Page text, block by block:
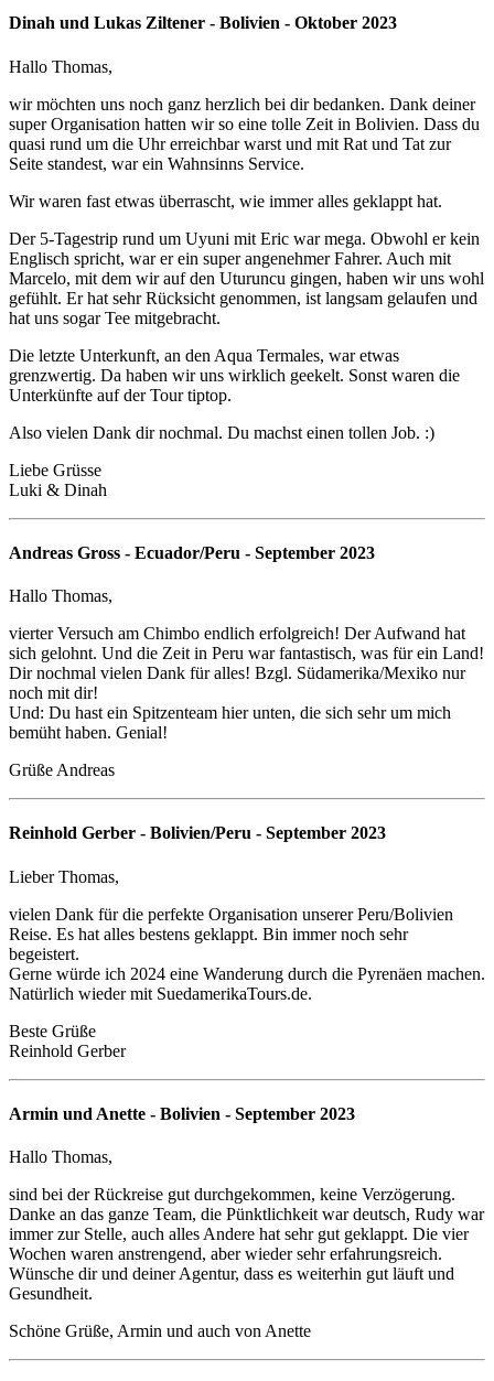
Dinah und Lukas Ziltener - Bolivien - Oktober 2023
Hallo Thomas,
wir möchten uns noch ganz herzlich bei dir bedanken. Dank deiner
super Organisation hatten wir so eine tolle Zeit in Bolivien. Dass du
quasi rund um die Uhr erreichbar warst und mit Rat und Tat zur
Seite standest, war ein Wahnsinns Service.
Wir waren fast etwas überrascht, wie immer alles geklappt hat.
Der 5-Tagestrip rund um Uyuni mit Eric war mega. Obwohl er kein
Englisch spricht, war er ein super angenehmer Fahrer. Auch mit
Marcelo, mit dem wir auf den Uturuncu gingen, haben wir uns wohl
gefühlt. Er hat sehr Rücksicht genommen, ist langsam gelaufen und
hat uns sogar Tee mitgebracht.
Die letzte Unterkunft, an den Aqua Termales, war etwas
grenzwertig. Da haben wir uns wirklich geekelt. Sonst waren die
Unterkünfte auf der Tour tiptop.
Also vielen Dank dir nochmal. Du machst einen tollen Job. :)
Liebe Grüsse
Luki & Dinah
Andreas Gross - Ecuador/Peru - September 2023
Hallo Thomas,
vierter Versuch am Chimbo endlich erfolgreich! Der Aufwand hat
sich gelohnt. Und die Zeit in Peru war fantastisch, was für ein Land!
Dir nochmal vielen Dank für alles! Bzgl. Südamerika/Mexiko nur
noch mit dir!
Und: Du hast ein Spitzenteam hier unten, die sich sehr um mich
bemüht haben. Genial!
Grüße Andreas
Reinhold Gerber - Bolivien/Peru - September 2023
Lieber Thomas,
vielen Dank für die perfekte Organisation unserer Peru/Bolivien
Reise. Es hat alles bestens geklappt. Bin immer noch sehr
begeistert.
Gerne würde ich 2024 eine Wanderung durch die Pyrenäen machen.
Natürlich wieder mit SuedamerikaTours.de.
Beste Grüße
Reinhold Gerber
Armin und Anette - Bolivien - September 2023
Hallo Thomas,
sind bei der Rückreise gut durchgekommen, keine Verzögerung.
Danke an das ganze Team, die Pünktlichkeit war deutsch, Rudy war
immer zur Stelle, auch alles Andere hat sehr gut geklappt. Die vier
Wochen waren anstrengend, aber wieder sehr erfahrungsreich.
Wünsche dir und deiner Agentur, dass es weiterhin gut läuft und
Gesundheit.
Schöne Grüße, Armin und auch von Anette